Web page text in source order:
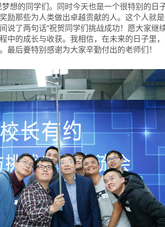
想的同学们。同时今天也是一个很特别的日
励那些为人类做出卓越贡献的人。这个人就
说了两句话“祝贺同学们挑战成功！愿大家继
中的成长与收获。我相信，在未来的日子里
最后要特别感谢为大家辛勤付出的老师们！